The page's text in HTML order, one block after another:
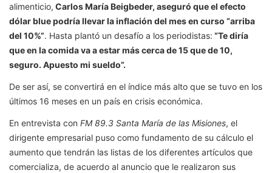
alimenticio, Carlos María Beigbeder, aseguró que el efecto
dólar blue podría llevar la inflación del mes en curso “arriba
del 10%”. Hasta plantó un desafío a los periodistas: “Te diría
que en la comida va a estar más cerca de 15 que de 10,
seguro. Apuesto mi sueldo”.
De ser así, se convertirá en el índice más alto que se tuvo en los
últimos 16 meses en un país en crisis económica.
En entrevista con FM 89.3 Santa María de las Misiones, el
dirigente empresarial puso como fundamento de su cálculo el
aumento que tendrán las listas de los diferentes artículos que
comercializa, de acuerdo al anuncio que le realizaron sus